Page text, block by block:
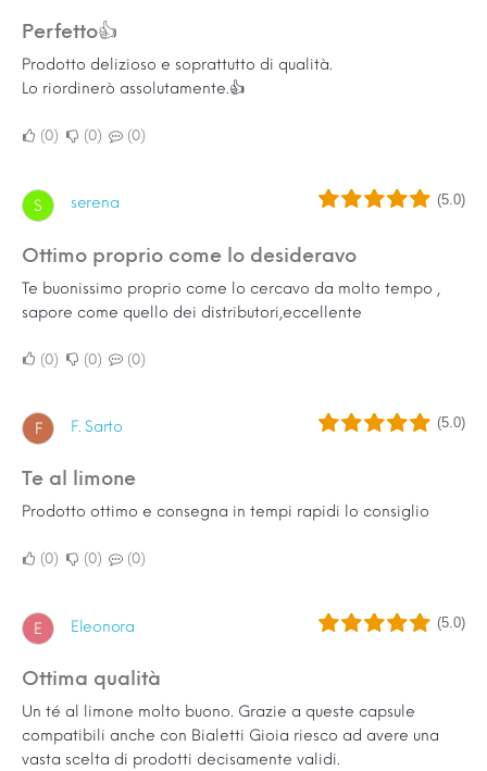
Perfetto👍
Prodotto delizioso e soprattutto di qualità.
Lo riordinerò assolutamente.👍
0 0 0
S serena (5.0)
Ottimo proprio come lo desideravo
Te buonissimo proprio come lo cercavo da molto tempo ,
sapore come quello dei distributori,eccellente
0 0 0
F F. Sarto (5.0)
Te al limone
Prodotto ottimo e consegna in tempi rapidi lo consiglio
0 0 0
E Eleonora (5.0)
Ottima qualità
Un té al limone molto buono. Grazie a queste capsule
compatibili anche con Bialetti Gioia riesco ad avere una
vasta scelta di prodotti decisamente validi.